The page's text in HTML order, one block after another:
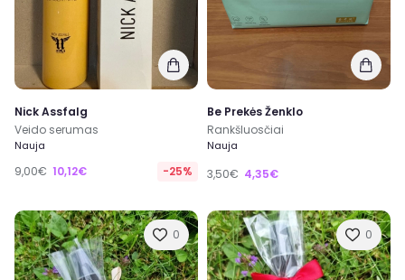
Nick Assfalg
Veido serumas
Nauja
9,00€ 10,12€ -25%
Be Prekės Ženklo
Rankšluosčiai
Nauja
3,50€ 4,35€
0 0